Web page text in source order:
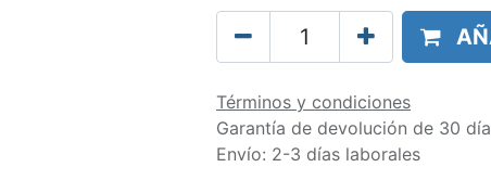
Términos y condiciones
Garantía de devolución de 30
Envío: 2-3 días laborales